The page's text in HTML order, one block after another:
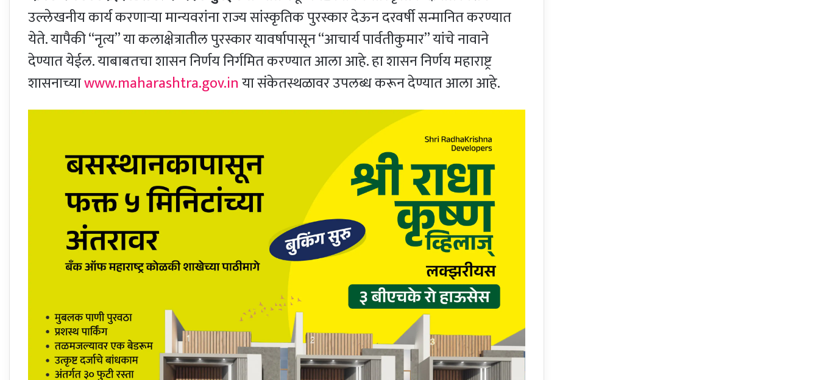
उल्लेखनीय कार्य करणाऱ्या मान्यवरांना राज्य सांस्कृतिक पुरस्कार देऊन दरवर्षी सन्मानित करण्यात
येते. यापैकी “नृत्य” या कलाक्षेत्रातील पुरस्कार यावर्षापासून “आचार्य पार्वतीकुमार” यांचे नावाने
देण्यात येईल. याबाबतचा शासन निर्णय निर्गमित करण्यात आला आहे. हा शासन निर्णय महाराष्ट्र
शासनाच्याwww.maharashtra.gov.inया संकेतस्थळावर उपलब्ध करून देण्यात आला आहे.